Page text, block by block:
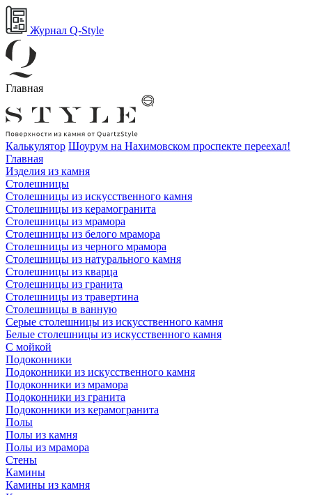
Журнал Q-Style
Главная
Калькулятор Шоурум на Нахимовском проспекте переехал!
Главная
Изделия из камня
Столешницы
Столешницы из искусственного камня
Столешницы из керамогранита
Столешницы из мрамора
Столешницы из белого мрамора
Столешницы из черного мрамора
Столешницы из натурального камня
Столешницы из кварца
Столешницы из гранита
Столешницы из травертина
Столешницы в ванную
Серые столешницы из искусственного камня
Белые столешницы из искусственного камня
С мойкой
Подоконники
Подоконники из искусственного камня
Подоконники из мрамора
Подоконники из гранита
Подоконники из керамогранита
Полы
Полы из камня
Полы из мрамора
Стены
Камины
Камины из камня